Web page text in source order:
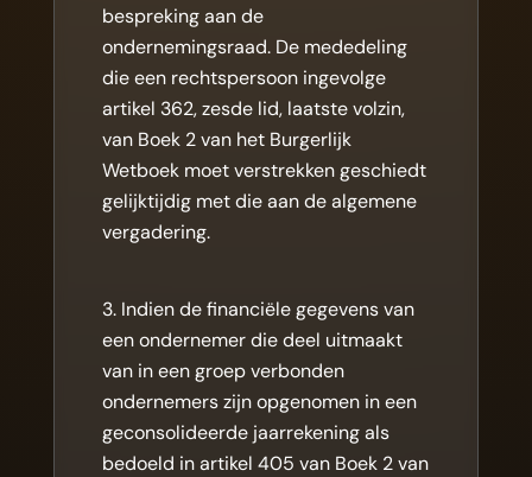
bespreking aan de
ondernemingsraad. De mededeling
die een rechtspersoon ingevolge
artikel 362, zesde lid, laatste volzin,
van Boek 2 van het Burgerlijk
Wetboek moet verstrekken geschiedt
gelijktijdig met die aan de algemene
vergadering.
Indien de financiële gegevens van
een ondernemer die deel uitmaakt
van in een groep verbonden
ondernemers zijn opgenomen in een
geconsolideerde jaarrekening als
bedoeld in artikel 405 van Boek 2 van